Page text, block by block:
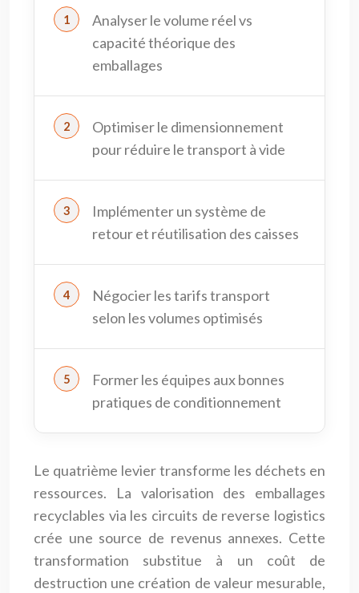
Analyser le volume réel vs
capacité théorique des
emballages
Optimiser le dimensionnement
pour réduire le transport à vide
Implémenter un système de
retour et réutilisation des caisses
Négocier les tarifs transport
selon les volumes optimisés
Former les équipes aux bonnes
pratiques de conditionnement
Le quatrième levier transforme les déchets en
ressources. La valorisation des emballages
recyclables via les circuits de reverse logistics
crée une source de revenus annexes. Cette
transformation substitue à un coût de
destruction une création de valeur mesurable,